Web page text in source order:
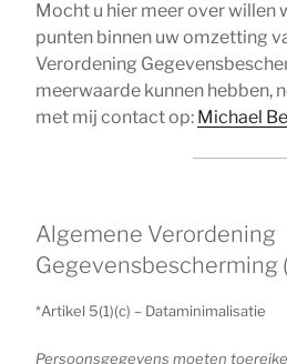
Mocht u hier meer over willen
punten binnen uw omzetting
Verordening
meerwaarde kunnen hebben,
met mij contact op: Michael
Algemene Verordening
Gegevensbescherming
*Artikel 5(1)(c) – Dataminimalisatie
Persoonsgegevens moeten